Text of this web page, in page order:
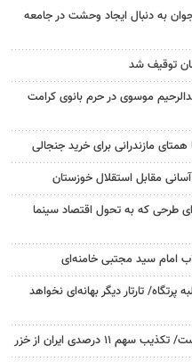
به دنبال ایجاد وحشت در جامعه
موسوی در حرم بانوی کرامت
مازندرانی برای خرید جنجالی
آسانی مقابل استقلال خوزستان
طرحی که به تحول اقتصاد سینما
امام سید مجتبی خامنه‌ای
تارتار دیگر بهانه‌ای نخواهد
درصدی ایران از خزر